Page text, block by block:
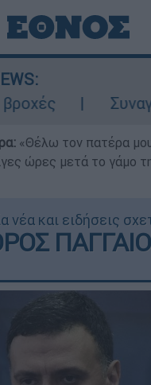
«Θέλω τον πατέρα
ώρες μετά το γάμο
νέα και ειδήσεις
ΠΑΓΓΑΙΟ